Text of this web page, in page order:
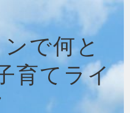
で何と
育てライ